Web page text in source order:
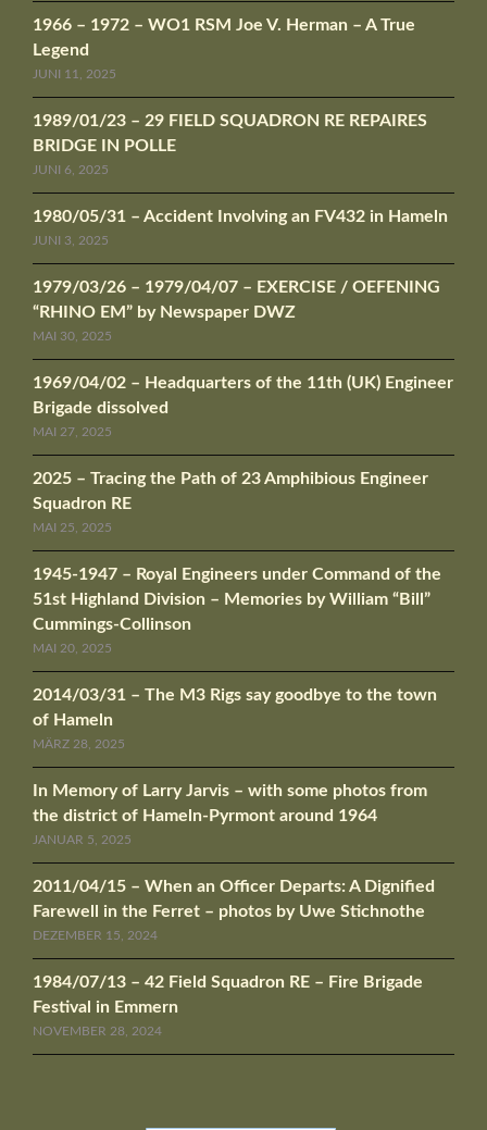
1966 – 1972 – WO1 RSM Joe V. Herman – A True
Legend
JUNI 11, 2025
1989/01/23 – 29 FIELD SQUADRON RE REPAIRES
BRIDGE IN POLLE
JUNI 6, 2025
1980/05/31 – Accident Involving an FV432 in Hameln
JUNI 3, 2025
1979/03/26 – 1979/04/07 – EXERCISE / OEFENING
“RHINO EM” by Newspaper DWZ
MAI 30, 2025
1969/04/02 – Headquarters of the 11th (UK) Engineer
Brigade dissolved
MAI 27, 2025
2025 – Tracing the Path of 23 Amphibious Engineer
Squadron RE
MAI 25, 2025
1945-1947 – Royal Engineers under Command of the
51st Highland Division – Memories by William “Bill”
Cummings-Collinson
MAI 20, 2025
2014/03/31 – The M3 Rigs say goodbye to the town
of Hameln
MÄRZ 28, 2025
In Memory of Larry Jarvis – with some photos from
the district of Hameln-Pyrmont around 1964
JANUAR 5, 2025
2011/04/15 – When an Officer Departs: A Dignified
Farewell in the Ferret – photos by Uwe Stichnothe
DEZEMBER 15, 2024
1984/07/13 – 42 Field Squadron RE – Fire Brigade
Festival in Emmern
NOVEMBER 28, 2024